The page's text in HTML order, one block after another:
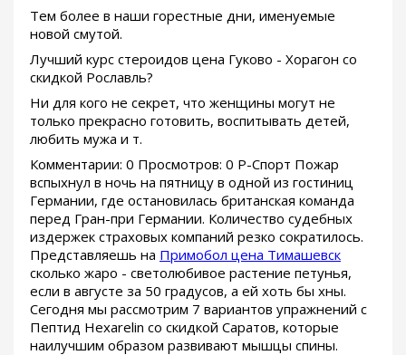
Тем более в наши горестные дни, именуемые
новой смутой.
Лучший курс стероидов цена Гуково - Хорагон со
скидкой Рославль?
Ни для кого не секрет, что женщины могут не
только прекрасно готовить, воспитывать детей,
любить мужа и т.
Комментарии: 0 Просмотров: 0 Р-Спорт Пожар
вспыхнул в ночь на пятницу в одной из гостиниц
Германии, где остановилась британская команда
перед Гран-при Германии. Количество судебных
издержек страховых компаний резко сократилось.
Представляешь на Примобол цена Тимашевск
сколько жаро - светолюбивое растение петунья,
если в августе за 50 градусов, а ей хоть бы хны.
Сегодня мы рассмотрим 7 вариантов упражнений с
Пептид Hexarelin со скидкой Саратов, которые
наилучшим образом развивают мышцы спины.